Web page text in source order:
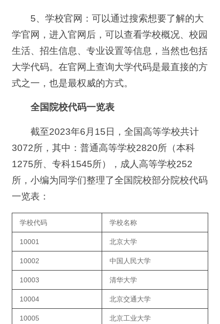
5、学校官网：可以通过搜索想要了解的大
学官网，进入官网后，可以查看学校概况、校园
生活、招生信息、专业设置等信息，当然也包括
大学代码。在官网上查询大学代码是最直接的方
式之一，也是最权威的方式。
全国院校代码一览表
截至2023年6月15日，全国高等学校共计
3072所，其中：普通高等学校2820所（本科
1275所、专科1545所），成人高等学校252
所，小编为同学们整理了全国院校部分院校代码
一览表：
学校代码 学校名称
10001 北京大学
10002 中国人民大学
10003 清华大学
10004 北京交通大学
10005 北京工业大学